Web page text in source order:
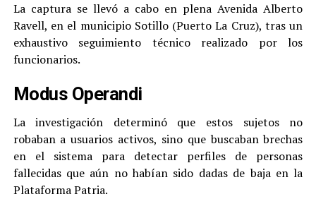
La captura se llevó a cabo en plena Avenida Alberto
Ravell, en el municipio Sotillo (Puerto La Cruz), tras un
exhaustivo seguimiento técnico realizado por los
funcionarios.
Modus Operandi
La investigación determinó que estos sujetos no
robaban a usuarios activos, sino que buscaban brechas
en el sistema para detectar perfiles de personas
fallecidas que aún no habían sido dadas de baja en la
Plataforma Patria.